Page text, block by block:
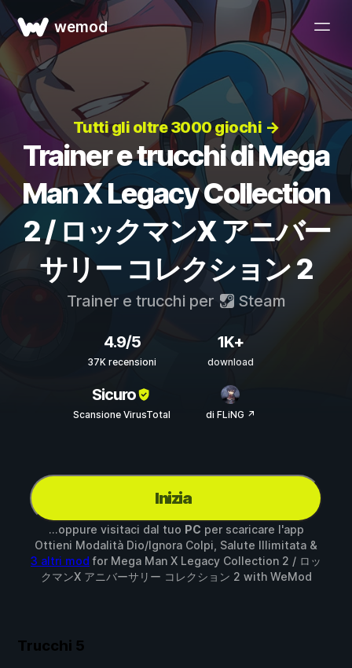
wemod
Tutti gli oltre 3000 giochi →
Trainer e trucchi di Mega
Man X Legacy Collection
2 / ロックマンX アニバー
サリー コレクション 2
Trainer e trucchi per Steam
4.9/5
37K recensioni
1K+
download
Sicuro
Scansione VirusTotal di FLiNG ↗
Inizia
...oppure visitaci dal tuo PC per scaricare l'app
Ottieni Modalità Dio/Ignora Colpi, Salute Illimitata &
3 altri mod for Mega Man X Legacy Collection 2 / ロッ
クマンX アニバーサリー コレクション 2 with WeMod
Trucchi 5